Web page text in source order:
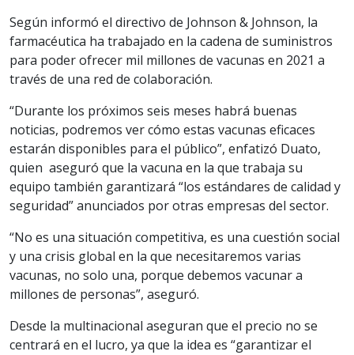
Según informó el directivo de Johnson & Johnson, la
farmacéutica ha trabajado en la cadena de suministros
para poder ofrecer mil millones de vacunas en 2021 a
través de una red de colaboración.
“Durante los próximos seis meses habrá buenas
noticias, podremos ver cómo estas vacunas eficaces
estarán disponibles para el público”, enfatizó Duato,
quien aseguró que la vacuna en la que trabaja su
equipo también garantizará “los estándares de calidad y
seguridad” anunciados por otras empresas del sector.
“No es una situación competitiva, es una cuestión social
y una crisis global en la que necesitaremos varias
vacunas, no solo una, porque debemos vacunar a
millones de personas”, aseguró.
Desde la multinacional aseguran que el precio no se
centrará en el lucro, ya que la idea es “garantizar el